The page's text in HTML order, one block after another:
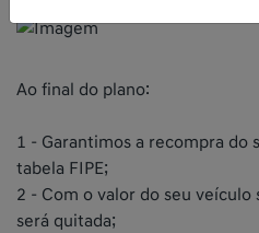
Ao final do plano:
1 - Garantimos a recompra do
tabela FIPE;
2 - Com o valor do seu veículo
será quitada;